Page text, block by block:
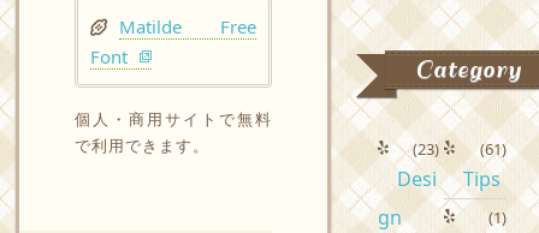
Matilde Free
Font
個人・商用サイトで無料
で利用できます。
Category
Desi
gn
(23)
Tips
(61)
(1)